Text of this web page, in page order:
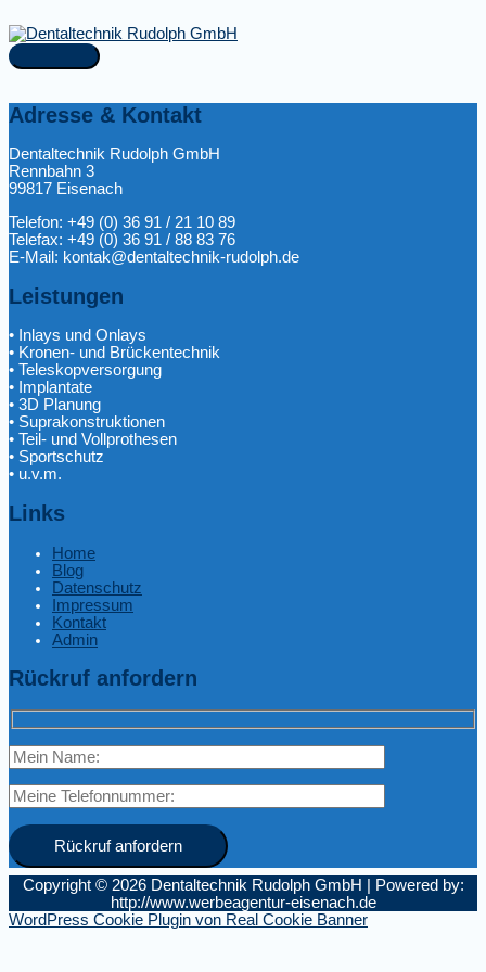
Inhalt
springen
Hauptmenü
Adresse & Kontakt
Dentaltechnik Rudolph GmbH
Rennbahn 3
99817 Eisenach
Telefon: +49 (0) 36 91 / 21 10 89
Telefax: +49 (0) 36 91 / 88 83 76
E-Mail: kontak@dentaltechnik-rudolph.de
Leistungen
• Inlays und Onlays
• Kronen- und Brückentechnik
• Teleskopversorgung
• Implantate
• 3D Planung
• Suprakonstruktionen
• Teil- und Vollprothesen
• Sportschutz
• u.v.m.
Links
Home
Blog
Datenschutz
Impressum
Kontakt
Admin
Rückruf anfordern
Copyright © 2026 Dentaltechnik Rudolph GmbH
Powered by:
http://www.werbeagentur-eisenach.de
WordPress Cookie Plugin von Real Cookie Banner